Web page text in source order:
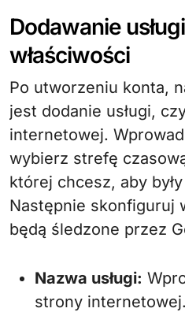
Dodawanie
właściwości
Po utworzeniu konta,
jest dodanie usługi,
internetowej.
wybierz strefę
której chcesz, aby
Następnie skonfiguruj
będą śledzone przez
Nazwa usługi:
strony internetowej.